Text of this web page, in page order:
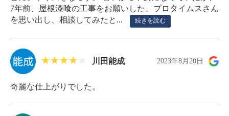
7年前、屋根漆喰の工事をお願いした、プロタイムスさん
を思い出し、相談してみたと...
続きを読む
川田能成 2023年8月20日
奇麗な仕上がりでした。